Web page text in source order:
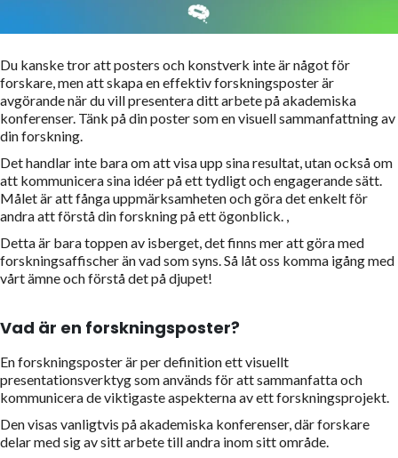
Du kanske tror att posters och konstverk inte är något för
forskare, men att skapa en effektiv forskningsposter är
avgörande när du vill presentera ditt arbete på akademiska
konferenser. Tänk på din poster som en visuell sammanfattning av
din forskning.
Det handlar inte bara om att visa upp sina resultat, utan också om
att kommunicera sina idéer på ett tydligt och engagerande sätt.
Målet är att fånga uppmärksamheten och göra det enkelt för
andra att förstå din forskning på ett ögonblick. ,
Detta är bara toppen av isberget, det finns mer att göra med
forskningsaffischer än vad som syns. Så låt oss komma igång med
vårt ämne och förstå det på djupet!
Vad är en forskningsposter?
En forskningsposter är per definition ett visuellt
presentationsverktyg som används för att sammanfatta och
kommunicera de viktigaste aspekterna av ett forskningsprojekt.
Den visas vanligtvis på akademiska konferenser, där forskare
delar med sig av sitt arbete till andra inom sitt område.